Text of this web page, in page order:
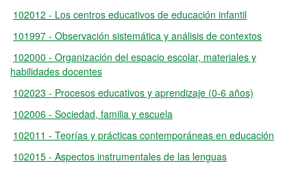
102012 - Los centros educativos de educación infantil
101997 - Observación sistemática y análisis de contextos
102000 - Organización del espacio escolar, materiales y
habilidades docentes
102023 - Procesos educativos y aprendizaje (0-6 años)
102006 - Sociedad, familia y escuela
102011 - Teorías y prácticas contemporáneas en educación
102015 - Aspectos instrumentales de las lenguas